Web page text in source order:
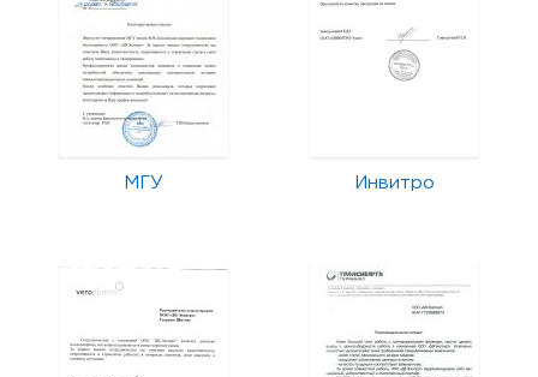
МГУ Инвитро